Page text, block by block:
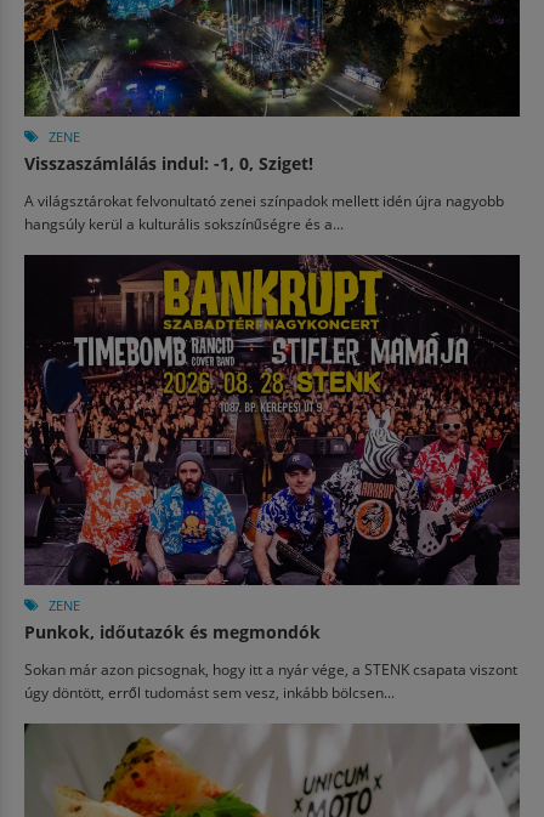
ZENE
Visszaszámlálás indul: -1, 0, Sziget!
A világsztárokat felvonultató zenei színpadok mellett idén újra nagyobb
hangsúly kerül a kulturális sokszínűségre és a...
ZENE
Punkok, időutazók és megmondók
Sokan már azon picsognak, hogy itt a nyár vége, a STENK csapata viszont
úgy döntött, erről tudomást sem vesz, inkább bölcsen...